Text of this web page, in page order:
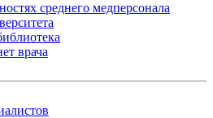
среднего медперсонала
врача